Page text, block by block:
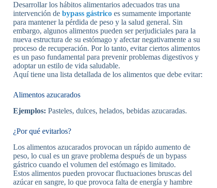
Desarrollar los hábitos alimentarios adecuados tras una
intervención de bypass gástricoes sumamente importante
para mantener la pérdida de peso y la salud general. Sin
embargo, algunos alimentos pueden ser perjudiciales para la
nueva estructura de su estómago y afectar negativamente a su
proceso de recuperación. Por lo tanto, evitar ciertos alimentos
es un paso fundamental para prevenir problemas digestivos y
adoptar un estilo de vida saludable.
Aquí tiene una lista detallada de los alimentos que debe evitar:
Alimentos azucarados
Ejemplos: Pasteles, dulces, helados, bebidas azucaradas.
¿Por qué evitarlos?
Los alimentos azucarados provocan un rápido aumento de
peso, lo cual es un grave problema después de un bypass
gástrico cuando el volumen del estómago es limitado.
Estos alimentos pueden provocar fluctuaciones bruscas del
azúcar en sangre, lo que provoca falta de energía y hambre